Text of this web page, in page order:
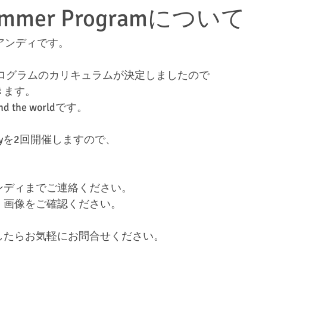
Programについて
ンディです。
グラムのカリキュラムが決定しましたので
す。
the worldです。
2回開催しますので、
ィまでご連絡ください。
像をご確認ください。
らお気軽にお問合せください。